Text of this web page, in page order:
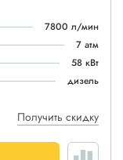
7800 л/мин
7 атм
58 кВт
дизель
Получить скидку